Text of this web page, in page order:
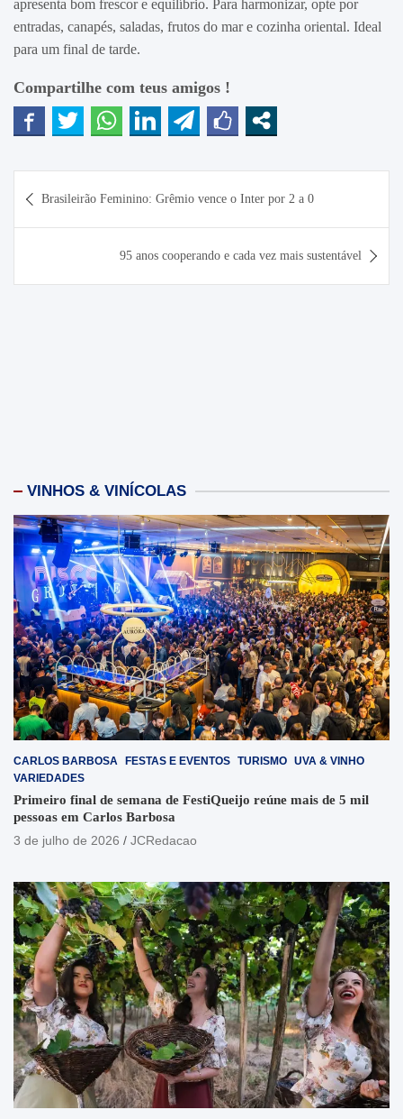
apresenta bom frescor e equilíbrio. Para harmonizar, opte por
entradas, canapés, saladas, frutos do mar e cozinha oriental. Ideal
para um final de tarde.
Compartilhe com teus amigos !
de
Brasileirão Feminino: Grêmio vence o Inter por 2 a 0
95 anos cooperando e cada vez mais sustentável
VINHOS & VINÍCOLAS
CARLOS BARBOSA FESTAS E EVENTOS TURISMO UVA & VINHO
VARIEDADES
Primeiro final de semana de FestiQueijo reúne mais de 5 mil
pessoas em Carlos Barbosa
3 de julho de 2026
JCRedacao